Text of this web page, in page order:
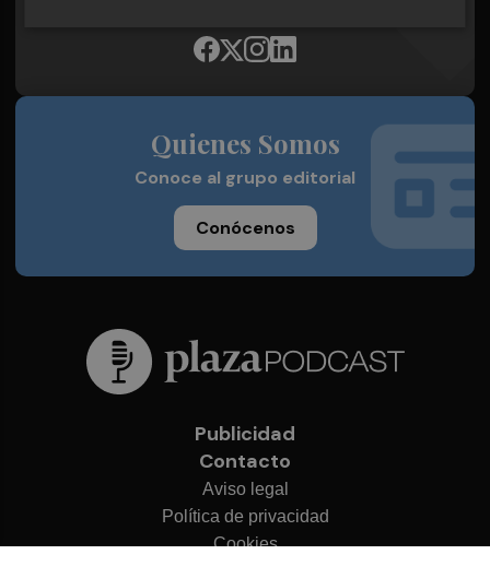
Quienes Somos
Conoce al grupo editorial
Conócenos
Publicidad
Contacto
Aviso legal
Política de privacidad
Cookies